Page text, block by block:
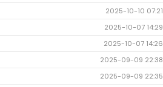
2025-10-10 07:21
2025-10-07 14:29
2025-10-07 14:26
2025-09-09 22:38
2025-09-09 22:35